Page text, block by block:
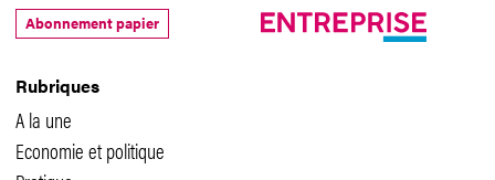
Rubriques
A la une
Economie et politique
Abonnement papier